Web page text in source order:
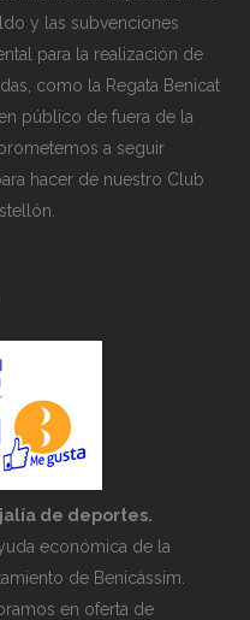
y las subvenciones
para la realización de
como la Regata Benicat
público de fuera de la
a seguir
hacer de nuestro Club
de deportes.
económica de la
de Benicàssim.
en oferta de